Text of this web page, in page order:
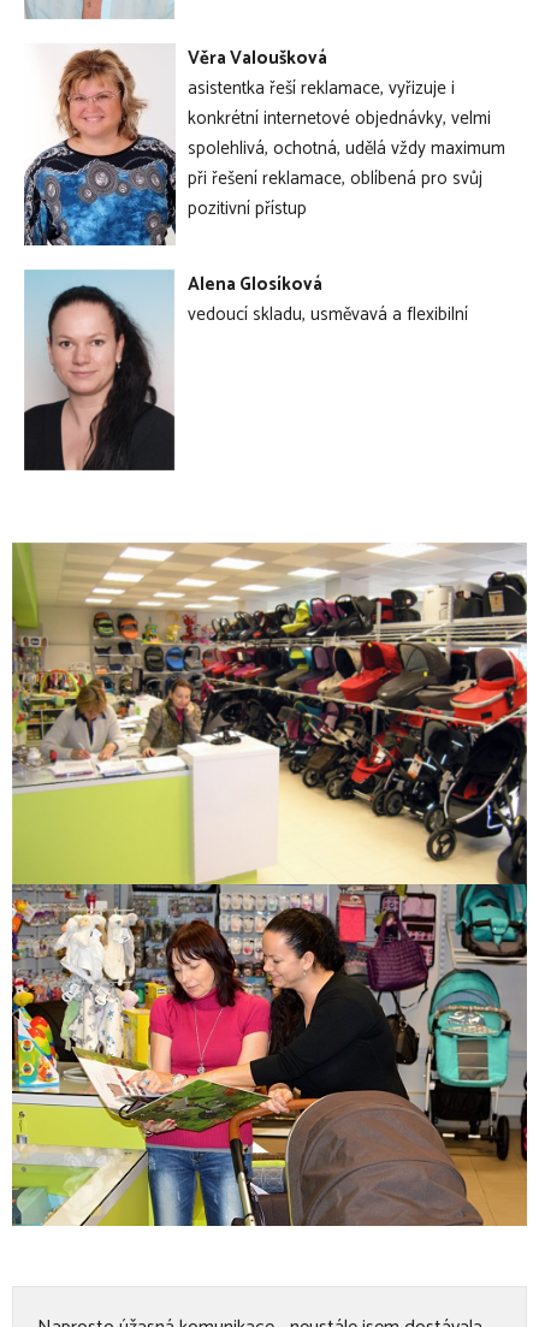
Věra Valoušková
asistentka řeší reklamace, vyřizuje i
konkrétní internetové objednávky, velmi
spolehlivá, ochotná, udělá vždy maximum
při řešení reklamace, oblíbená pro svůj
pozitivní přístup
Alena Glosíková
vedoucí skladu, usměvavá a flexibilní